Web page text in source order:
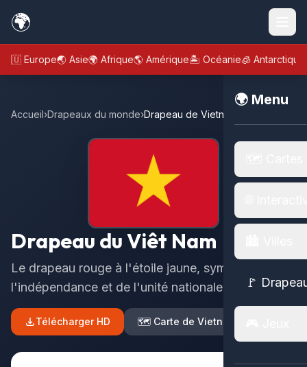
🌍
🇪🇺 Europe🌏 Asie🌍 Afrique🌎 Amérique🏝️ Océanie🧊 Antarctique
🌍 Menu
🚩
Accueil›Drapeaux du monde›Drapeau de Vietnam
Drapeau du Viêt Nam
Le drapeau rouge à l'étoile jaune, symbole de
l'indépendance et de l'unité nationale
Télécharger HD 🗺️ Carte de Vietnam